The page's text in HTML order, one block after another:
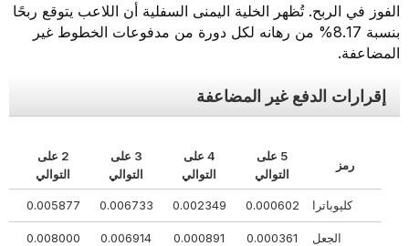
الفوز في الربح. تُظهر الخلية اليمنى السفلية أن اللاعب يتوقع ربحًا
بنسبة 8.17% من رهانه لكل دورة من مدفوعات الخطوط غير
المضاعفة.
إقرارات الدفع غير المضاعفة
رمز
5 على
التوالي
4 على
التوالي
3 على
التوالي
2 على
التوالي
كليوباترا 0.000602
0.002349
0.006733
0.005877
الجعل 0.000361
0.000891
0.006914
0.008000